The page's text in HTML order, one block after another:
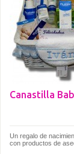
Canastilla
Un regalo de
con productos de